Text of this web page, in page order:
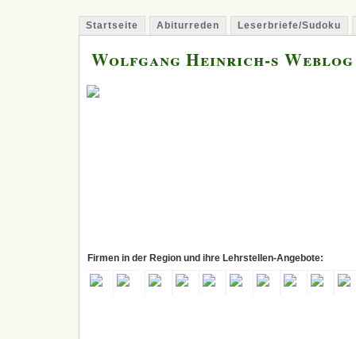
Startseite Abiturreden Leserbriefe/Sudoku
Wolfgang Heinrich-s Weblog
Firmen in der Region und ihre Lehrstellen-Angebote: